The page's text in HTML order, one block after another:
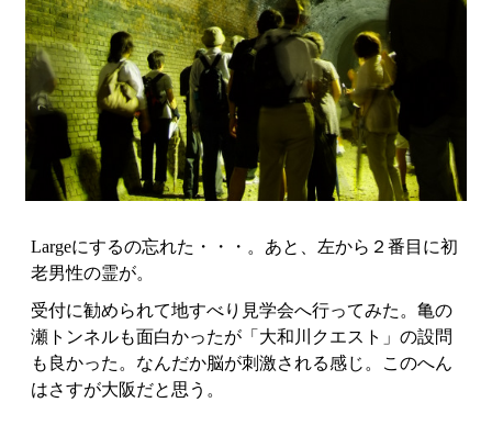
Largeにするの忘れた・・・。あと、左から２番目に初
老男性の霊が。
受付に勧められて地すべり見学会へ行ってみた。亀の
瀬トンネルも面白かったが「大和川クエスト」の設問
も良かった。なんだか脳が刺激される感じ。このへん
はさすが大阪だと思う。